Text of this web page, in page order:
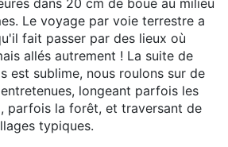
dans 20 cm de boue au milieu
Le voyage par voie terrestre a
fait passer par des lieux où
allés autrement ! La suite de
est sublime, nous roulons sur de
longeant parfois les
parfois la forêt, et traversant de
typiques.